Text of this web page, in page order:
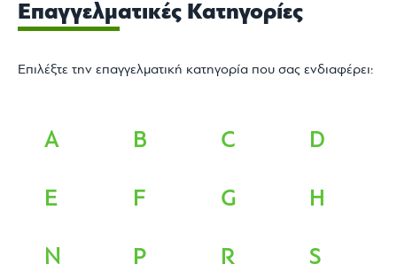
Επαγγελματικές Κατηγορίες
Επιλέξτε την επαγγελματική κατηγορία που σας ενδιαφέρει:
A B C D
E F G H
N P R S